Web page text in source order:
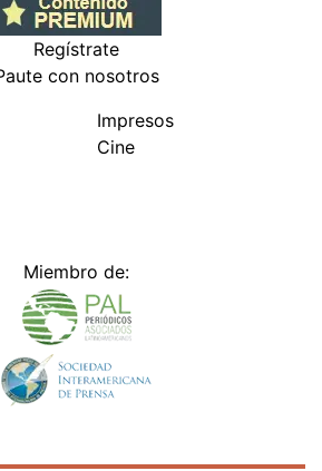
Regístrate
con nosotros
Impresos
Cine
Miembro de: